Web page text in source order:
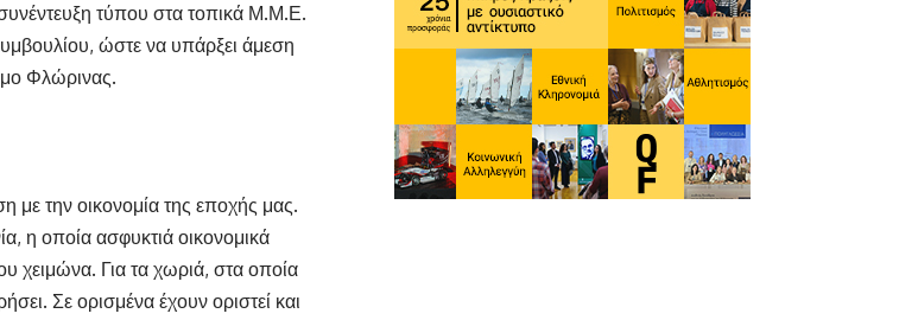
τύπου στα τοπικά Μ.Μ.Ε.
ώστε να υπάρξει άμεση
Φλώρινας.
με την οικονομία της εποχής μας.
η οποία ασφυκτιά οικονομικά
χειμώνα. Για τα χωριά, στα οποία
Σε ορισμένα έχουν οριστεί και